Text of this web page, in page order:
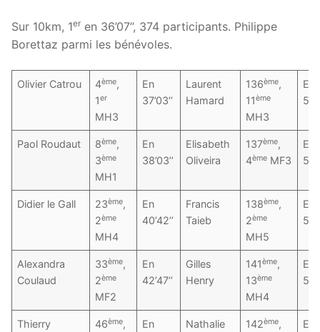
Sur 10km, 1er en 36’07’’, 374 participants. Philippe
Borettaz parmi les bénévoles.
Olivier Catrou 4ème,
1er
MH3
En
37’03’’
Laurent
Hamard
136ème,
11ème
MH3
En
Paol Roudaut 8ème,
3ème
MH1
En
38’03’’
Elisabeth
Oliveira
137ème,
4ème MF3
En
Didier le Gall 23ème,
2ème
MH4
En
40’42’’
Francis
Taieb
138ème,
2ème
MH5
En
Alexandra
Coulaud
33ème,
2ème
MF2
En
42’47’’
Gilles
Henry
141ème,
13ème
MH4
En
Thierry
46ème,
En
Nathalie
142ème,
En